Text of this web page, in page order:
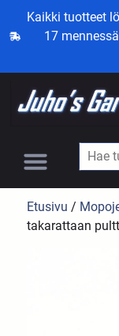
Kaikki tuotteet
17
Etusivu /
takarattaan